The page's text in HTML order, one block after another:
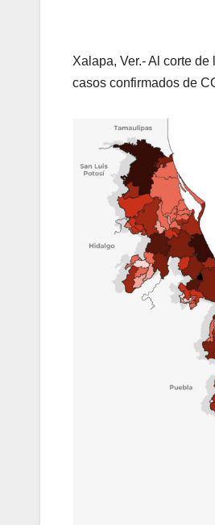
Xalapa, Ver.- Al corte
casos confirmados de